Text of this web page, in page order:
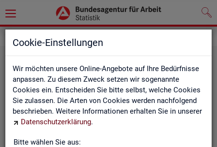
Cookie-Einstellungen
Wir möchten unsere Online-Angebote auf Ihre Bedürfnisse
anpassen. Zu diesem Zweck setzen wir sogenannte
Cookies ein. Entscheiden Sie bitte selbst, welche Cookies
Sie zulassen. Die Arten von Cookies werden nachfolgend
beschrieben. Weitere Informationen erhalten Sie in unserer
Datenschutzerklärung.
Bitte wählen Sie aus: